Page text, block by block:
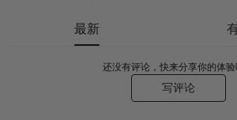
最新
还没有评论，快来分享你的体验
写评论